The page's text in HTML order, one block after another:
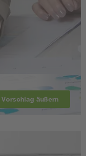
Vorschlag äußern